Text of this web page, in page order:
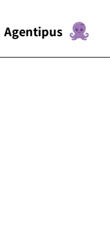
Agentipus